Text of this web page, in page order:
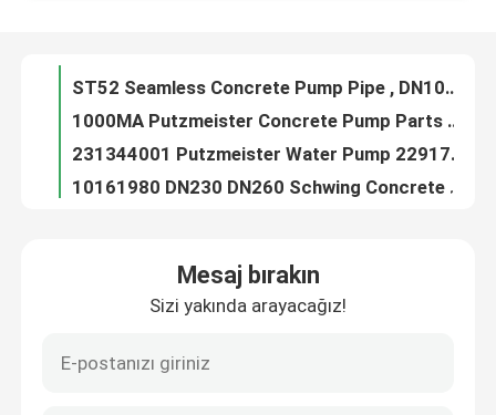
Kalite kontrol
Bize ulaşın
Mesaj bırakın
Sizi yakında arayacağız!